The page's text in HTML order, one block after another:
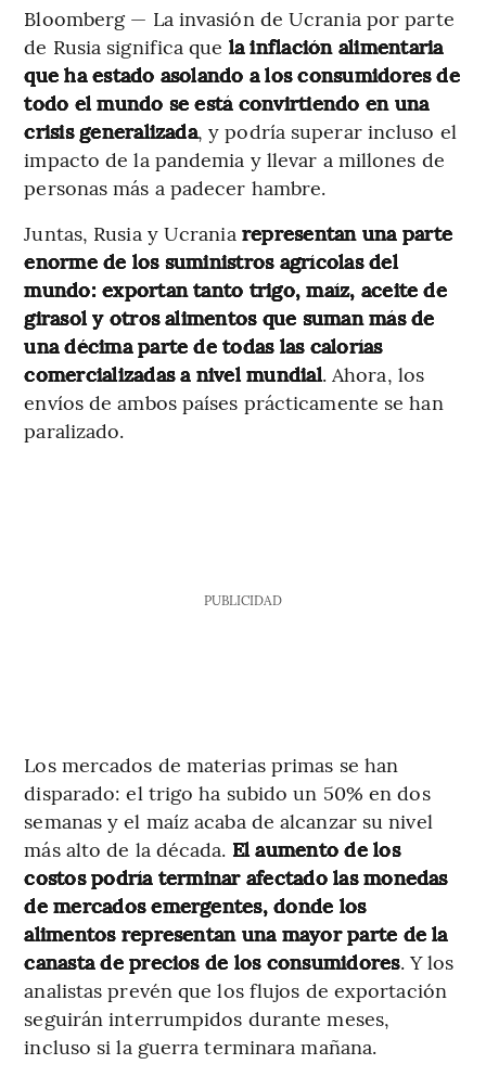
Bloomberg — La invasión de Ucrania por parte
de Rusia significa que la inflación alimentaria
que ha estado asolando a los consumidores de
todo el mundo se está convirtiendo en una
crisis generalizada, y podría superar incluso el
impacto de la pandemia y llevar a millones de
personas más a padecer hambre.
Juntas, Rusia y Ucrania representan una parte
enorme de los suministros agrícolas del
mundo: exportan tanto trigo, maíz, aceite de
girasol y otros alimentos que suman más de
una décima parte de todas las calorías
comercializadas a nivel mundial. Ahora, los
envíos de ambos países prácticamente se han
paralizado.
PUBLICIDAD
Los mercados de materias primas se han
disparado: el trigo ha subido un 50% en dos
semanas y el maíz acaba de alcanzar su nivel
más alto de la década. El aumento de los
costos podría terminar afectado las monedas
de mercados emergentes, donde los
alimentos representan una mayor parte de la
canasta de precios de los consumidores. Y los
analistas prevén que los flujos de exportación
seguirán interrumpidos durante meses,
incluso si la guerra terminara mañana.